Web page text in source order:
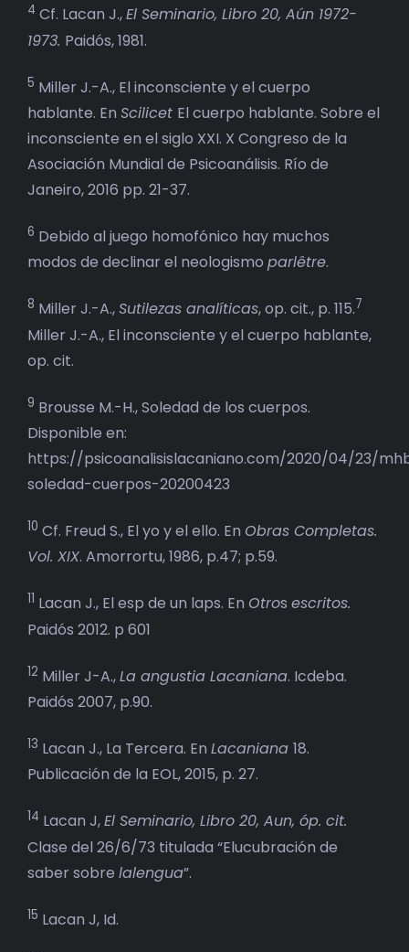
4 Cf. Lacan J.,El Seminario, Libro 20, Aún 1972-
1973. Paidós, 1981.
5 Miller J.-A., El inconsciente y el cuerpo
hablante. En Scilicet El cuerpo hablante. Sobre el
inconsciente en el siglo XXI. X Congreso de la
Asociación Mundial de Psicoanálisis. Río de
Janeiro, 2016 pp. 21-37.
6 Debido al juego homofónico hay muchos
modos de declinar el neologismo parlêtre.
8 Miller J.-A.,Sutilezas analíticas, op. cit., p. 115.7
Miller J.-A., El inconsciente y el cuerpo hablante,
op. cit.
9 Brousse M.-H., Soledad de los cuerpos.
Disponible en:
https://psicoanalisislacaniano.com/2020/04/23/
soledad-cuerpos-20200423
10 Cf. Freud S., El yo y el ello. En Obras Completas.
Vol. XIX. Amorrortu, 1986, p.47; p.59.
11 Lacan J., El esp de un laps. En Otros escritos.
Paidós 2012. p 601
12 Miller J-A.,La angustia Lacaniana. Icdeba.
Paidós 2007, p.90.
13 Lacan J., La Tercera. En Lacaniana 18.
Publicación de la EOL, 2015, p. 27.
14 Lacan J,El Seminario, Libro 20, Aun, óp. cit.
Clase del 26/6/73 titulada “Elucubración de
saber sobre lalengua”.
15 Lacan J, Id.